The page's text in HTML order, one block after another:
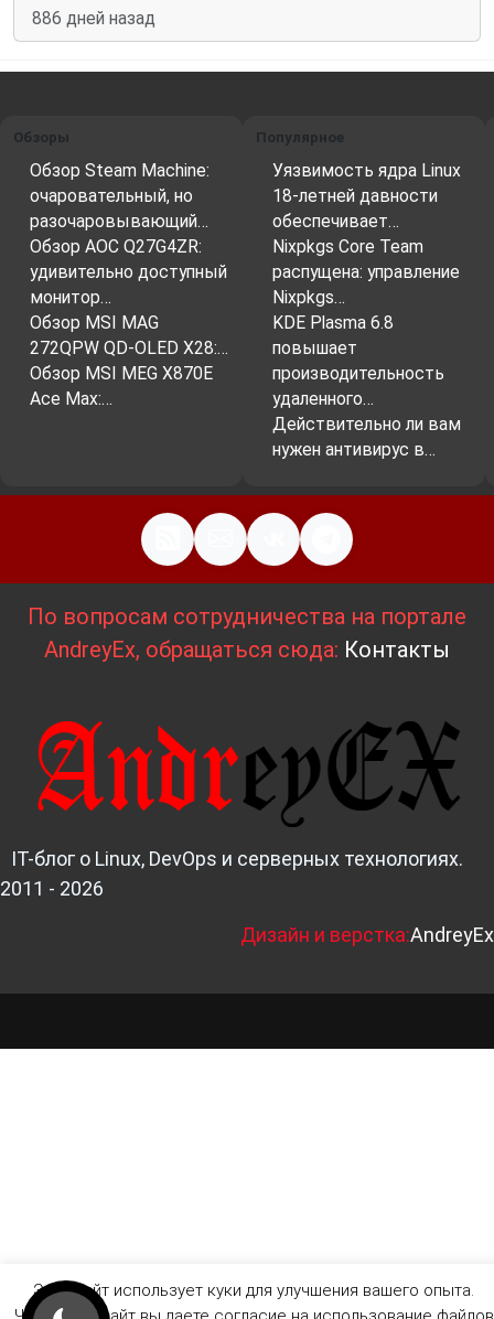
886 дней назад
Обзоры
Обзор Steam Machine:
очаровательный, но
разочаровывающий…
Обзор AOC Q27G4ZR:
удивительно доступный
монитор…
Обзор MSI MAG
272QPW QD-OLED X28:…
Обзор MSI MEG X870E
Ace Max:…
Популярное
Уязвимость ядра Linux
18-летней давности
обеспечивает…
Nixpkgs Core Team
распущена: управление
Nixpkgs…
KDE Plasma 6.8
повышает
производительность
удаленного…
Действительно ли вам
нужен антивирус в…
По вопросам сотрудничества на портале
AndreyEx, обращаться сюда: Контакты
IT-блог о Linux, DevOps и серверных технологиях.
2011 - 2026
Дизайн и верстка:AndreyEx
Этот сайт использует куки для улучшения вашего опыта.